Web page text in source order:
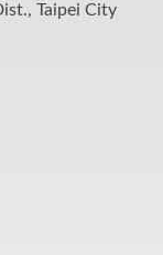
Taipei City